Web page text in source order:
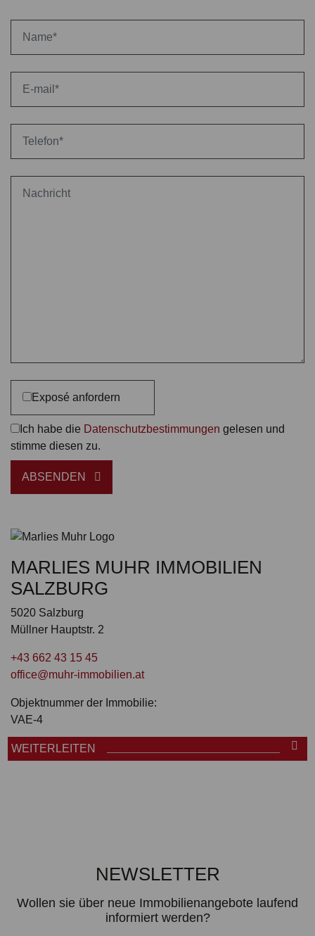
Exposé anfordern
Ich habe die Datenschutzbestimmungen gelesen und
stimme diesen zu.
ABSENDEN
MARLIES MUHR IMMOBILIEN
SALZBURG
5020 Salzburg
Müllner Hauptstr. 2
+43 662 43 15 45
office@muhr-immobilien.at
Objektnummer der Immobilie:
VAE-4
WEITERLEITEN
NEWSLETTER
Wollen sie über neue Immobilienangebote laufend
informiert werden?